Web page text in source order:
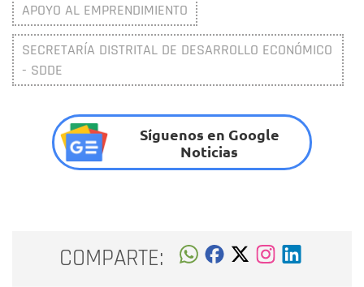
APOYO AL EMPRENDIMIENTO
SECRETARÍA DISTRITAL DE DESARROLLO ECONÓMICO
- SDDE
Síguenos en Google
Noticias
COMPARTE: